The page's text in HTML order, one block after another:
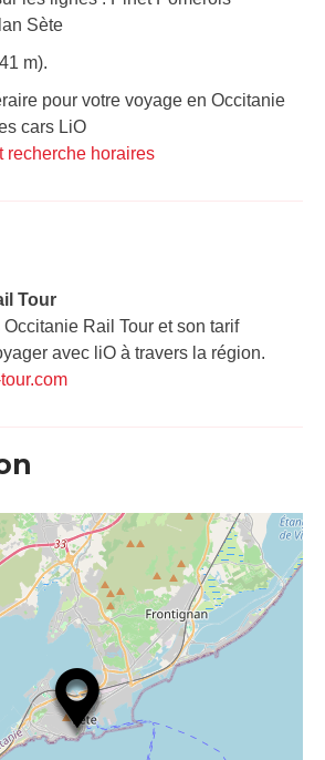
Sète
m).
pour votre voyage en Occitanie
cars LiO
recherche horaires
Tour​
Rail Tour et son tarif
avec liO à travers la région.